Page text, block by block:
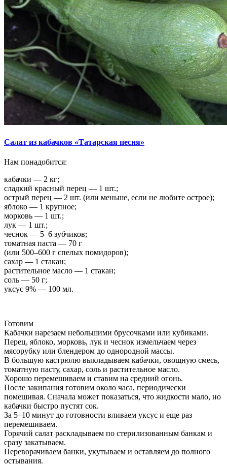
Салат из кабачков «Татарская песня»
Нам понадобится:
кабачки — 2 кг;
сладкий красный перец — 1 шт.;
острый перец — 2 шт. (или меньше, если не любите острое);
яблоко — 1 крупное;
морковь — 1 шт.;
лук — 1 шт.;
чеснок — 5–6 зубчиков;
томатная паста — 70 г
(или 500–600 г спелых помидоров);
сахар — 1 стакан;
растительное масло — 1 стакан;
соль — 50 г;
уксус 9% — 100 мл.
Готовим
Кабачки нарезаем небольшими брусочками или кубиками.
Перец, яблоко, морковь, лук и чеснок измельчаем через
мясорубку или блендером до однородной массы.
В большую кастрюлю выкладываем кабачки, овощную смесь,
томатную пасту, сахар, соль и растительное масло.
Хорошо перемешиваем и ставим на средний огонь.
После закипания готовим около часа, периодически
помешивая. Сначала может показаться, что жидкости мало, но
кабачки быстро пустят сок.
За 5–10 минут до готовности вливаем уксус и еще раз
перемешиваем.
Горячий салат раскладываем по стерилизованным банкам и
сразу закатываем.
Переворачиваем банки, укутываем и оставляем до полного
остывания.